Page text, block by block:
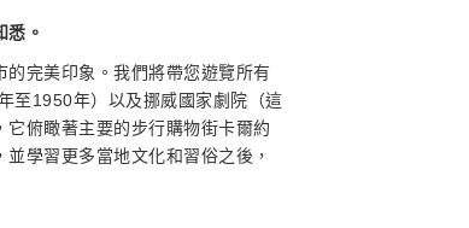
悉。
完美印象。我們將帶您遊覽所有
至1950年）以及挪威國家劇院（這
俯瞰著主要的步行購物街卡爾約
學習更多當地文化和習俗之後，